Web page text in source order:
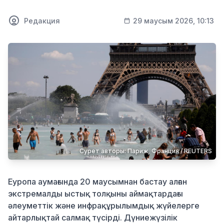
Қоғам
Білім және Ғылым
Спорт
Қылмыс
Редакция 29 маусым 2026, 10:13
Сурет авторы: Париж, Франция / REUTERS
Еуропа аумағында 20 маусымнан бастау алған
экстремалды ыстық толқыны аймақтардағы
әлеуметтік және инфрақұрылымдық жүйелерге
айтарлықтай салмақ түсірді. Дүниежүзілік